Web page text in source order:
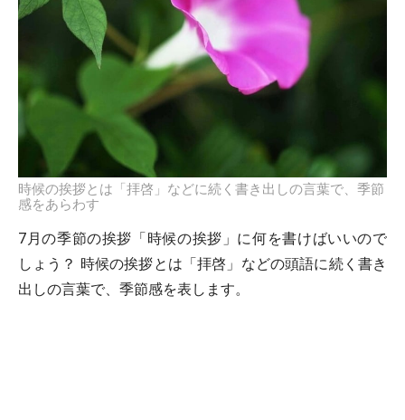
時候の挨拶とは「拝啓」などに続く書き出しの言葉で、季節
感をあらわす
7月の季節の挨拶「時候の挨拶」に何を書けばいいので
しょう？ 時候の挨拶とは「拝啓」などの頭語に続く書き
出しの言葉で、季節感を表します。